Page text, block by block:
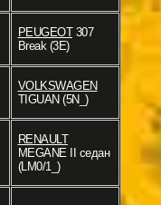
PEUGEOT307
Break (3E)
VOLKSWAGEN
TIGUAN (5N_)
RENAULT
MEGANE II седан
(LM0/1_)